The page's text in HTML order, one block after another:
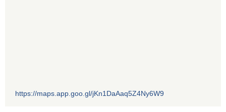
https://maps.app.goo.gl/jKn1DaAaq5Z4Ny6W9